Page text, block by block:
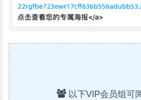
以下VIP会员组可